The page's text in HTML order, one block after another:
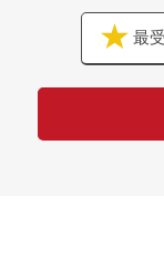
▼共用设施(※部
・1楼：确实的
・25楼：嘘，
最